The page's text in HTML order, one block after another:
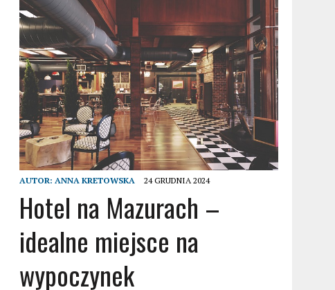
AUTOR: ANNA KRETOWSKA 24 GRUDNIA 2024
Hotel na Mazurach –
idealne miejsce na
wypoczynek